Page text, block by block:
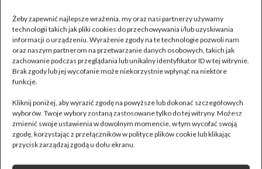
Żeby zapewnić najlepsze wrażenia, my oraz nasi partnerzy używamy
technologii takich jak pliki cookies do przechowywania i/lub uzyskiwania
informacji o urządzeniu. Wyrażenie zgody na te technologie pozwoli nam
oraz naszym partnerom na przetwarzanie danych osobowych, takich jak
zachowanie podczas przeglądania lub unikalny identyfikator ID w tej witrynie.
Brak zgody lub jej wycofanie może niekorzystnie wpłynąć na niektóre
funkcje.
Kliknij poniżej, aby wyrazić zgodę na powyższe lub dokonać szczegółowych
wyborów. Twoje wybory zostaną zastosowane tylko do tej witryny. Możesz
zmienić swoje ustawienia w dowolnym momencie, w tym wycofać swoją
zgodę, korzystając z przełączników w polityce plików cookie lub klikając
przycisk zarządzaj zgodą u dołu ekranu.